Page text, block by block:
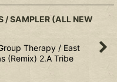
/ SAMPLER (ALL NEW
Therapy / East
(Remix) 2.A Tribe